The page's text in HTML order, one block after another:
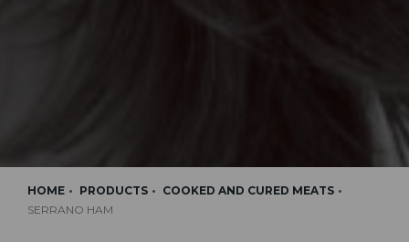
HOME PRODUCTS
COOKED AND CURED MEATS
SERRANO HAM